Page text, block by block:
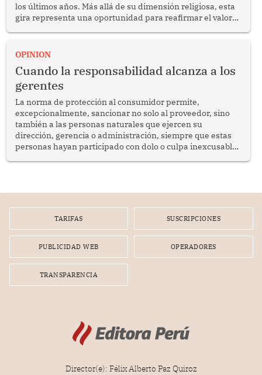
los últimos años. Más allá de su dimensión religiosa, esta
gira representa una oportunidad para reafirmar el valor
enfrenta desafíos en materia de desarrollo, cohesión
OPINION
Cuando la responsabilidad alcanza a los
gerentes
La norma de protección al consumidor permite,
excepcionalmente, sancionar no solo al proveedor, sino
también a las personas naturales que ejercen su
dirección, gerencia o administración, siempre que estas
personas hayan participado con dolo o culpa inexcusable
por la frustrada realización de un meet and greet con
TARIFAS SUSCRIPCIONES
PUBLICIDAD WEB OPERADORES
TRANSPARENCIA
Director(e): Félix Alberto Paz Quiroz